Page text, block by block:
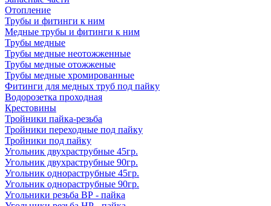
Отопление
Трубы и фитинги к ним
Медные трубы и фитинги к ним
Трубы медные
Трубы медные неотожженные
Трубы медные отожженые
Трубы медные хромированные
Фитинги для медных труб под пайку
Водорозетка проходная
Крестовины
Тройники пайка-резьба
Тройники переходные под пайку
Тройники под пайку
Угольник двухраструбные 45гр.
Угольник двухраструбные 90гр.
Угольник однораструбные 45гр.
Угольник однораструбные 90гр.
Угольники резьба ВР - пайка